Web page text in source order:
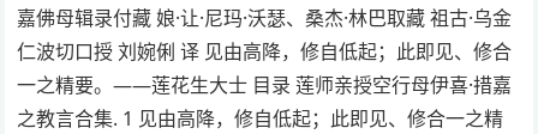
嘉佛母辑录付藏 娘·让·尼玛·沃瑟、桑杰·林巴取藏 祖古·乌金
仁波切口授 刘婉俐 译 见由高降，修自低起；此即见、修合
一之精要。——莲花生大士 目录 莲师亲授空行母伊喜·措嘉
之教言合集. 1 见由高降，修自低起；此即见、修合一之精